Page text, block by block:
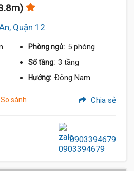
Quận 12
Phòng ngủ: 5 phòng
Số tầng: 3 tầng
Hướng: Đông Nam
So sánh Chia sẻ
0903394679